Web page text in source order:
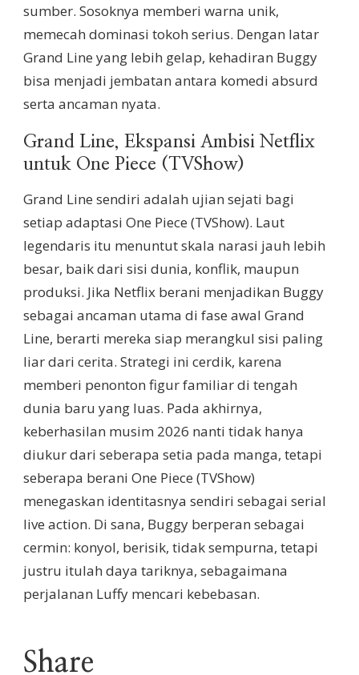
sumber. Sosoknya memberi warna unik,
memecah dominasi tokoh serius. Dengan latar
Grand Line yang lebih gelap, kehadiran Buggy
bisa menjadi jembatan antara komedi absurd
serta ancaman nyata.
Grand Line, Ekspansi Ambisi Netflix
untuk One Piece (TVShow)
Grand Line sendiri adalah ujian sejati bagi
setiap adaptasi One Piece (TVShow). Laut
legendaris itu menuntut skala narasi jauh lebih
besar, baik dari sisi dunia, konflik, maupun
produksi. Jika Netflix berani menjadikan Buggy
sebagai ancaman utama di fase awal Grand
Line, berarti mereka siap merangkul sisi paling
liar dari cerita. Strategi ini cerdik, karena
memberi penonton figur familiar di tengah
dunia baru yang luas. Pada akhirnya,
keberhasilan musim 2026 nanti tidak hanya
diukur dari seberapa setia pada manga, tetapi
seberapa berani One Piece (TVShow)
menegaskan identitasnya sendiri sebagai serial
live action. Di sana, Buggy berperan sebagai
cermin: konyol, berisik, tidak sempurna, tetapi
justru itulah daya tariknya, sebagaimana
perjalanan Luffy mencari kebebasan.
Share